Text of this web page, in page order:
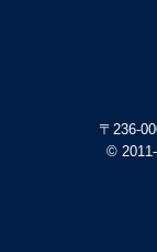
〒236-
©